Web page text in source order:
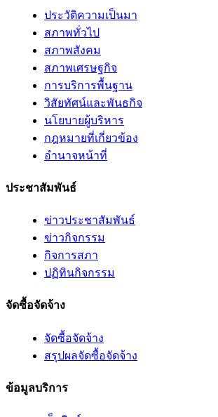
ประวัติความเป็นมา
สภาพทั่วไป
สภาพสังคม
สภาพเศรษฐกิจ
การบริการพื้นฐาน
วิสัยทัศน์และพันธกิจ
นโยบายผู้บริหาร
กฎหมายที่เกี่ยวข้อง
อํานาจหน้าที่
ประชาสัมพันธ์
ข่าวประชาสัมพันธ์
ข่าวกิจกรรม
กิจการสภา
ปฏิทินกิจกรรม
จัดซื้อจัดจ้าง
จัดซื้อจัดจ้าง
สรุปผลจัดซื้อจัดจ้าง
ข้อมูลบริการ